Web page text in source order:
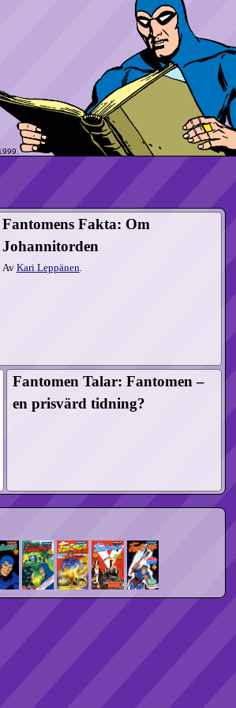
Fantomens Fakta: Om
Johannitorden
Av Kari Leppänen.
Fantomen Talar: Fantomen –
en prisvärd tidning?